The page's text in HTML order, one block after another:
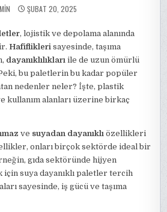
ŞUBAT 20, 2025
, lojistik ve depolama alanında
Hafiflikleri sayesinde, taşıma
dayanıklılıkları ile de uzun ömürlü
bu paletlerin bu kadar popüler
nedenler neler? İşte, plastik
kullanım alanları üzerine birkaç
ve suyadan dayanıklı özellikleri
onları birçok sektörde ideal bir
gıda sektöründe hijyen
için suya dayanıklı paletler tercih
sayesinde, iş gücü ve taşıma